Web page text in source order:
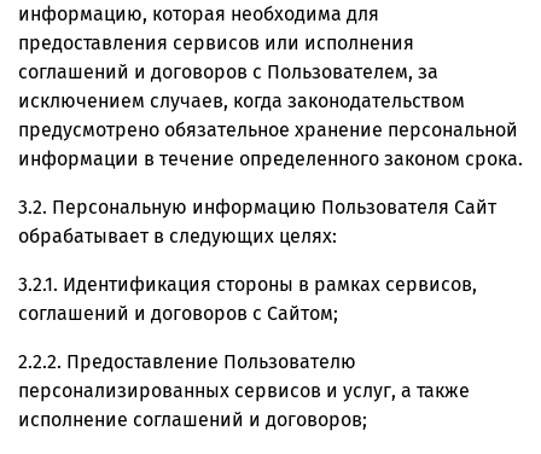
информацию, которая необходима для
предоставления сервисов или исполнения
соглашений и договоров с Пользователем, за
исключением случаев, когда законодательством
предусмотрено обязательное хранение персональной
информации в течение определенного законом срока.
3.2. Персональную информацию Пользователя Сайт
обрабатывает в следующих целях:
3.2.1. Идентификация стороны в рамках сервисов,
соглашений и договоров с Сайтом;
2.2.2. Предоставление Пользователю
персонализированных сервисов и услуг, а также
исполнение соглашений и договоров;